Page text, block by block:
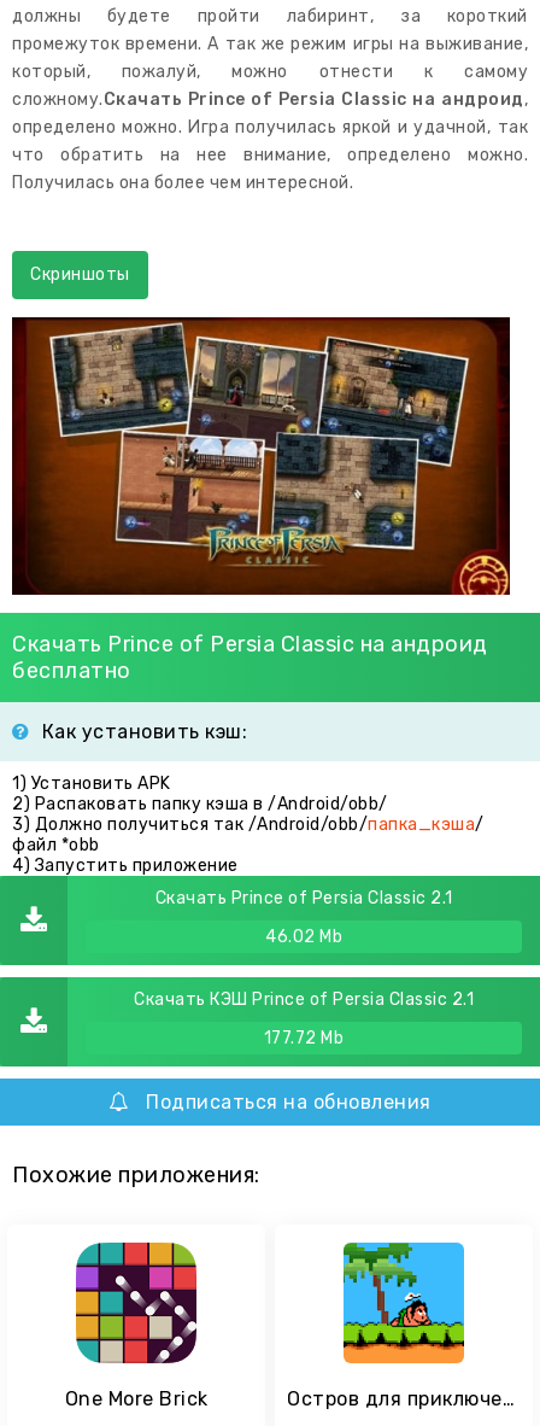
должны будете пройти лабиринт, за короткий
промежуток времени. А так же режим игры на выживание,
который, пожалуй, можно отнести к самому
сложному.Скачать Prince of Persia Classic на андроид,
определено можно. Игра получилась яркой и удачной, так
что обратить на нее внимание, определено можно.
Получилась она более чем интересной.
Скриншоты
Скачать Prince of Persia Classic на андроид
бесплатно
Как установить кэш:
1) Установить APK
2) Распаковать папку кэша в /Android/obb/
3) Должно получиться так /Android/obb/папка_кэша/
файл *obb
4) Запустить приложение
Скачать Prince of Persia Classic 2.1
46.02 Mb
Скачать КЭШ Prince of Persia Classic 2.1
177.72 Mb
Подписаться на обновления
Похожие приложения:
One More Brick Остров для приключений